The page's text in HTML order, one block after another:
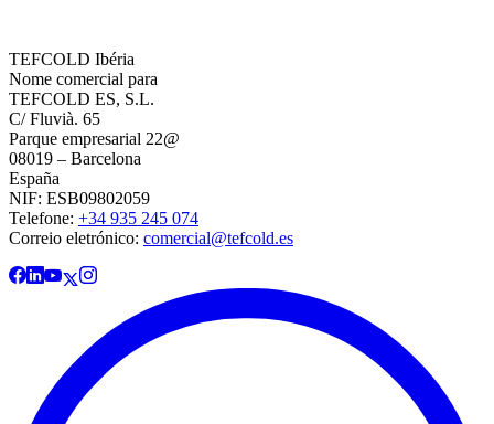
TEFCOLD Ibéria
Nome comercial para
TEFCOLD ES, S.L.
C/ Fluvià. 65
Parque empresarial 22@
08019 – Barcelona
España
NIF: ESB09802059
Telefone: +34 935 245 074
Correio eletrónico: comercial@tefcold.es